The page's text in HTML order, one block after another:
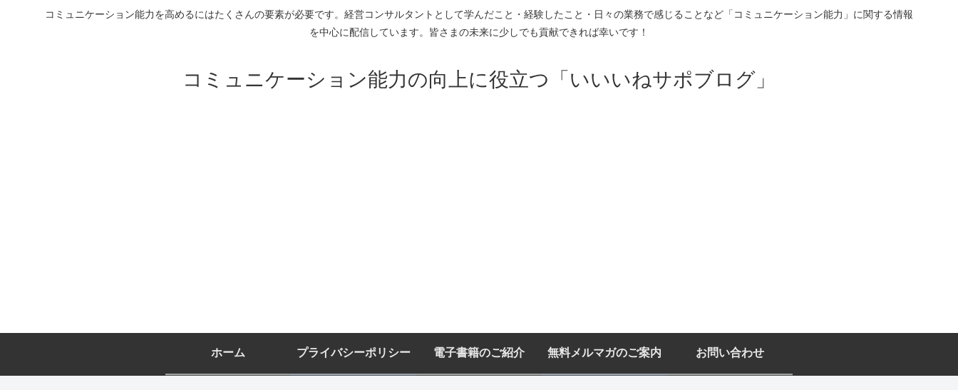
コミュニケーション能力を高めるにはたくさんの要素が必要です。経営コンサルタントとして学んだこと・経験したこと・日々の業務で感じることなど「コミュニケーション能力」に関する情報
を中心に配信しています。皆さまの未来に少しでも貢献できれば幸いです！
コミュニケーション能力の向上に役立つ「いいいねサポブログ」
ホーム プライバシーポリシー 電子書籍のご紹介 無料メルマガのご案内 お問い合わせ